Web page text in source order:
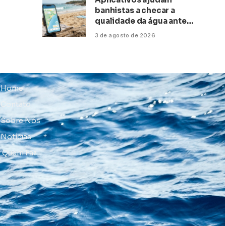
banhistas a checar a
qualidade da água antes
de ir à praia
3 de agosto de 2026
Home
Contato
Sobre Nós
Notícias
Quem Faz